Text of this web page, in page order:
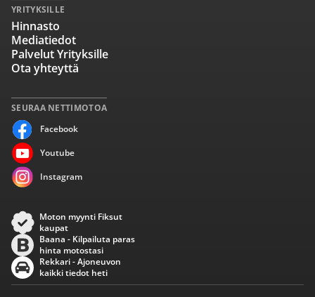
SEURAA NETTIMOTOA
Facebook
Youtube
Instagram
YRITYKSILLE
Hinnasto
Mediatiedot
Palvelut Yrityksille
Ota yhteyttä
Moton myynti Fiksut
kaupat
Baana - Kilpailuta paras
hinta motostasi
Rekkari - Ajoneuvon
kaikki tiedot heti